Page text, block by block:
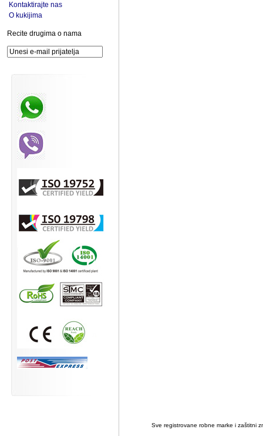
Kontaktirajte nas
O kukijima
Recite drugima o nama
Sve registrovane robne marke i zaštitni